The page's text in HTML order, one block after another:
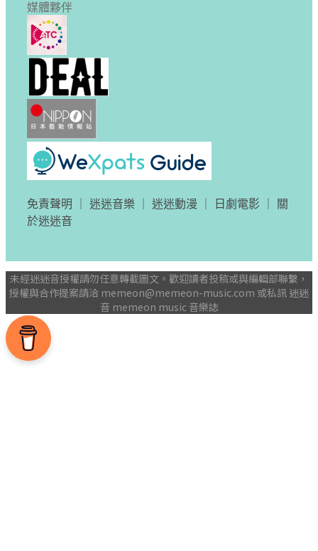
媒體夥伴
免責聲明 迷迷音樂 迷迷動漫 日劇電影
關
於迷迷音
未經迷迷音授權請勿任意轉載圖文。歡迎讀者投稿或與編輯部聯繫，
授權與合作提案請洽 memeon@memeon-music.com 或私訊 迷迷
音 memeon music 音樂誌